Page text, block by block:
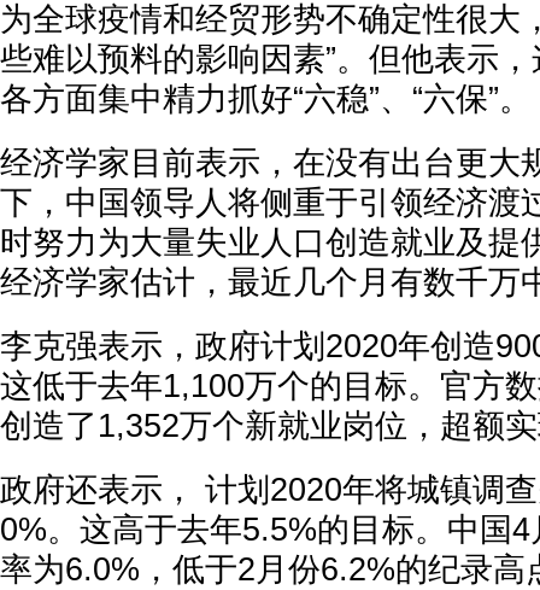
为全球疫情和经贸形势不确定性很大
些难以预料的影响因素”。但他表示
各方面集中精力抓好“六稳”、“六保”。
经济学家目前表示，在没有出台更大
下，中国领导人将侧重于引领经济渡
时努力为大量失业人口创造就业及提
经济学家估计，最近几个月有数千万
李克强表示，政府计划2020年创造
这低于去年1,100万个的目标。官方
创造了1,352万个新就业岗位，超额
政府还表示， 计划2020年将城镇调
0%。这高于去年5.5%的目标。中国
率为6.0%，低于2月份6.2%的纪录高